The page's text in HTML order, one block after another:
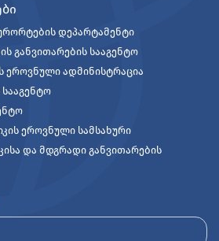
დეპარტამენტი
განვითარების სააგენტო
ეროვნული ადმინისტრაცია
ეროვნული სამსახური
და მდგრადი განვითარების